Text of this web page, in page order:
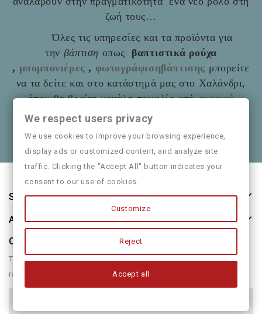
ζωή τους…
Όλες τις υπηρεσίες και τα προϊόντα για
την βάπτιση οπως
βαπτιστικά ρούχα
, μπομπονιέρες , φωτογράφισηβάπτισης μπορείτε
να τα δείτε και στο κατάστημά μας στο Χαλάνδρι,
όπου θα βρείτε μεγάλη ποικιλία απόσυναφή
είδη όπως και παιδικά ρούχα
Θα χαρούμε να τα πούμε και από κοντά
Store Information
About Us
Our Newsletter
There are many variations of passages of form humour or
randomised
We respect users privacy
We use cookies to improve your browsing experience,
display ads or customized content, and analyze site
traffic. Clicking the "Accept All" button indicates your
consent to our use of cookies.
Customize
Reject
Accept all